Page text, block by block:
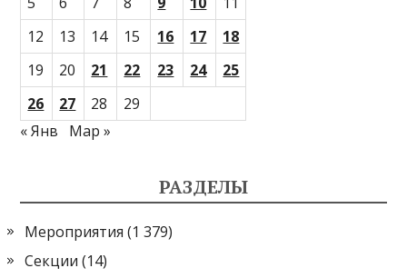
12
13 14 15 16 17
18
19
20 21 22 23 24
25
26
27 28
29
« Янв
Мар »
РАЗДЕЛЫ
Мероприятия (1 379)
Секции (14)